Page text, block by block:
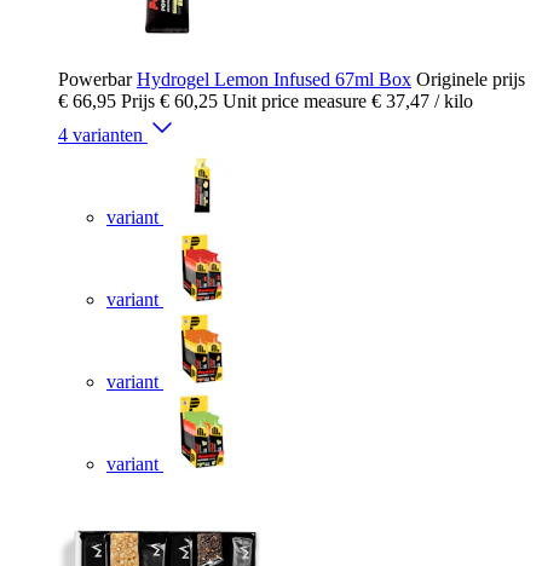
Powerbar Hydrogel Lemon Infused 67ml Box Originele prijs
€ 66,95 Prijs € 60,25 Unit price measure € 37,47 / kilo
4 varianten
variant
variant
variant
variant